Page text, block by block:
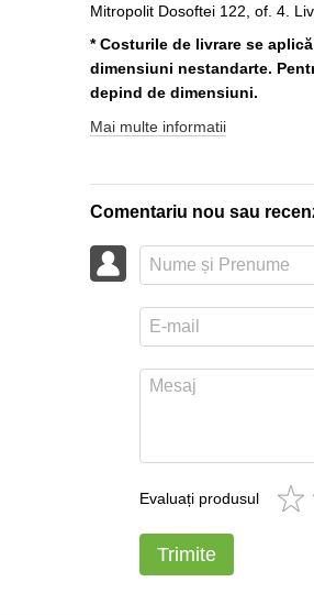
Mitropolit Dosoftei 122, of. 4.
* Costurile de livrare se
dimensiuni nestandarte.
depind de dimensiuni.
Mai multe informatii
Comentariu nou sau
Evaluați produsul
Trimite